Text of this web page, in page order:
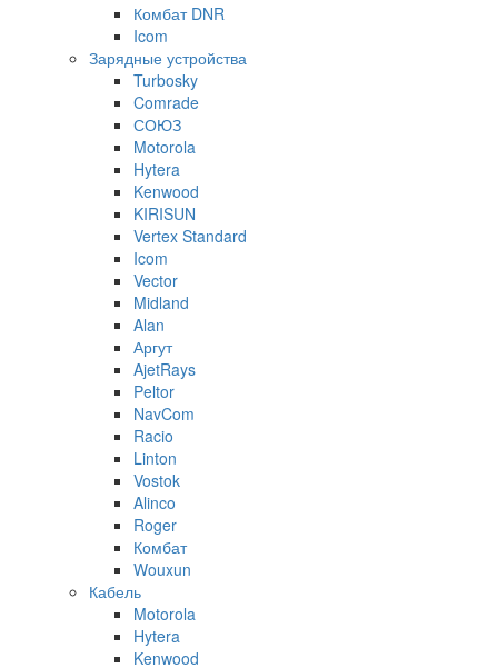
Комбат DNR
Icom
Зарядные устройства
Turbosky
Comrade
СОЮЗ
Motorola
Hytera
Kenwood
KIRISUN
Vertex Standard
Icom
Vector
Midland
Alan
Аргут
AjetRays
Peltor
NavCom
Racio
Linton
Vostok
Alinco
Roger
Комбат
Wouxun
Кабель
Motorola
Hytera
Kenwood